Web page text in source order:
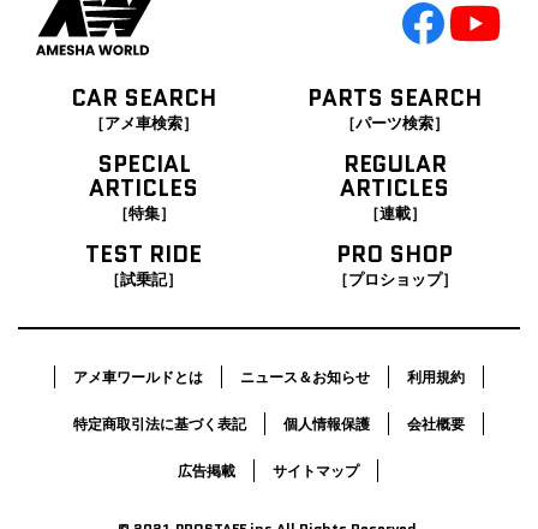
CAR SEARCH
［アメ車検索］
PARTS SEARCH
［パーツ検索］
SPECIAL
ARTICLES
［特集］
REGULAR
ARTICLES
［連載］
TEST RIDE
［試乗記］
PRO SHOP
［プロショップ］
アメ車ワールドとは ニュース＆お知らせ 利用規約
特定商取引法に基づく表記 個人情報保護 会社概要
広告掲載 サイトマップ